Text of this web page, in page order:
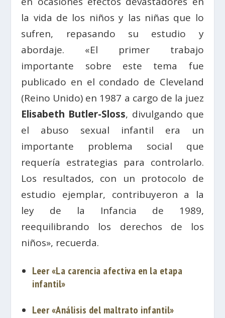
la vida de los niños y las niñas que lo
sufren, repasando su estudio y
abordaje. «El primer trabajo
importante sobre este tema fue
publicado en el condado de Cleveland
(Reino Unido) en 1987 a cargo de la juez
Elisabeth Butler-Sloss, divulgando que
el abuso sexual infantil era un
importante problema social que
requería estrategias para controlarlo.
Los resultados, con un protocolo de
estudio ejemplar, contribuyeron a la
ley de la Infancia de 1989,
reequilibrando los derechos de los
niños», recuerda.
Leer «La carencia afectiva en la etapa
infantil»
Leer «Análisis del maltrato infantil»